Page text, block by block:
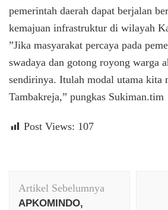
pemerintah daerah dapat berjalan
kemajuan infrastruktur di wilayah
​”Jika masyarakat percaya pada
swadaya dan gotong royong warga
sendirinya. Itulah modal utama kita
Tambakreja,” pungkas Sukiman.tim
Post Views: 107
Artikel
Artikel Sebelumnya
APKOMINDO,